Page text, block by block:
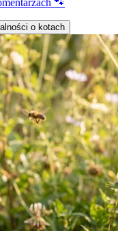
🐾
o kotach